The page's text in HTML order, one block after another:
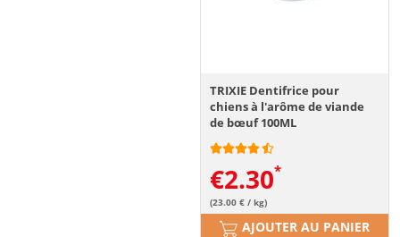
TRIXIE Dentifrice pour
chiens à l'arôme de viande
de bœuf 100ML
€2.30
(23.00 € / kg)
AJOUTER AU PANIER